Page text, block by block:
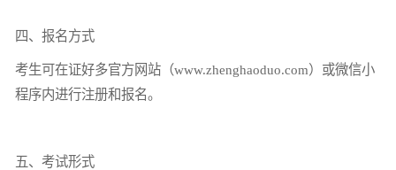
四、报名方式
考生可在证好多官方网站（www.zhenghaoduo.com）或微信小
程序内进行注册和报名。
五、考试形式